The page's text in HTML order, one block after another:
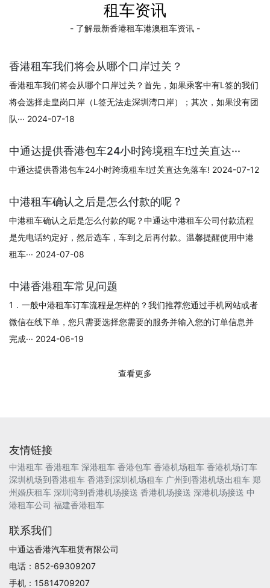
租车资讯
- 了解最新香港租车港澳租车资讯 -
香港租车我们将会从哪个口岸过关？
香港租车我们将会从哪个口岸过关？首先，如果乘客中有L签的我们
将会选择走皇岗口岸（L签无法走深圳湾口岸）；其次，如果没有团
队··· 2024-07-18
中通达提供香港包车24小时跨境租车!过关直达···
中通达提供香港包车24小时跨境租车!过关直达免落车! 2024-07-12
中港租车确认之后是怎么付款的呢？
中港租车确认之后是怎么付款的呢？中通达中港租车公司付款流程
是先电话约定好，然后选车，车到之后再付款。温馨提醒使用中港
租车··· 2024-07-08
中港香港租车常见问题
1．一般中港租车订车流程是怎样的？我们推荐您通过手机网站或者
微信在线下单，您只需要选择您需要的服务并输入您的订单信息并
完成··· 2024-06-19
查看更多
友情链接
中港租车 香港租车 深港租车 香港包车 香港机场租车 香港机场订车
深圳机场到香港租车 香港到深圳机场租车 广州到香港机场出租车 郑
州婚庆租车 深圳湾到香港机场接送 香港机场接送 深港机场接送 中
港租车公司 福建香港租车
联系我们
中通达香港汽车租赁有限公司
电话：852-69309207
手机：15814709207